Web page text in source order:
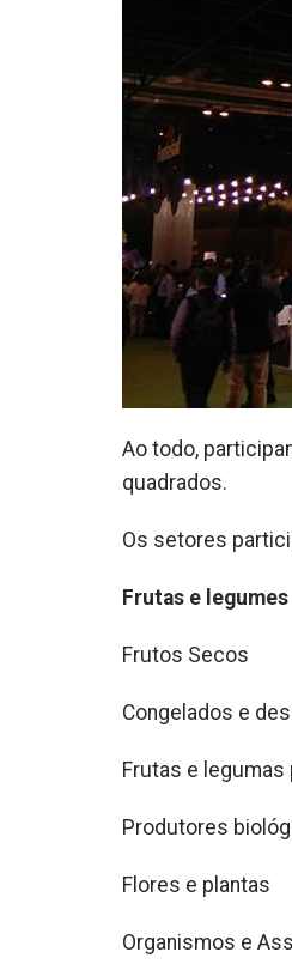
Ao todo,
quadrados.
Os setores
Frutas e legumes
Frutos Secos
Congelados e
Frutas e
Produtores
Flores e plantas
Organismos e